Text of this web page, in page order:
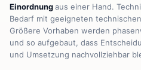
Einordnungaus einer Hand.
Bedarf mit geeigneten
Größere Vorhaben werden
und so aufgebaut, dass
und Umsetzung nachvollziehbar